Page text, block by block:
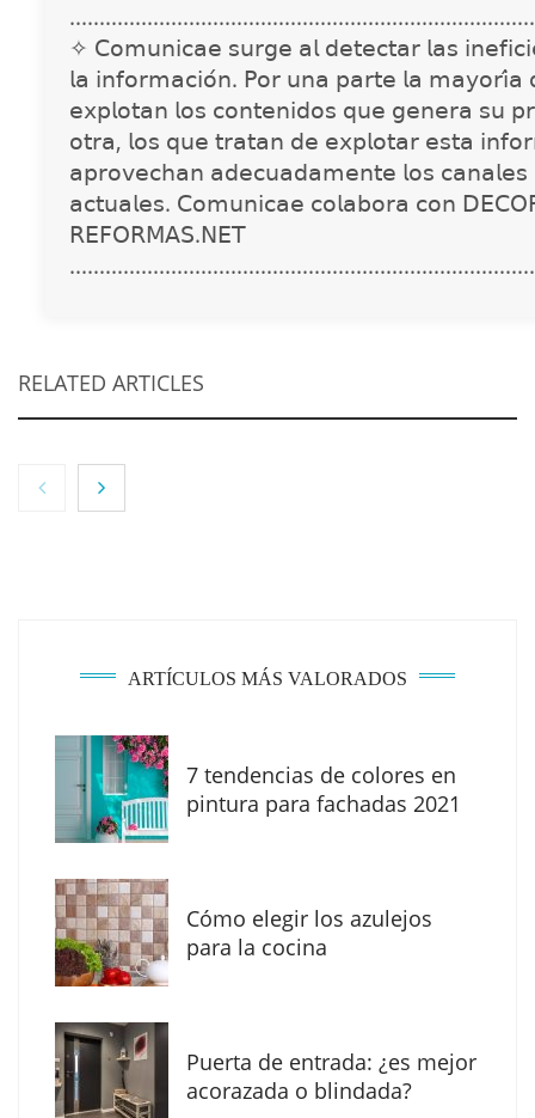
✧ 𝖢𝗈𝗆𝗎𝗇𝗂𝖼𝖺𝖾 𝗌𝗎𝗋𝗀𝖾 𝖺𝗅 𝖽𝖾𝗍𝖾𝖼𝗍𝖺𝗋 𝗅𝖺𝗌
𝗅𝖺 𝗂𝗇𝖿𝗈𝗋𝗆𝖺𝖼𝗂𝗈́𝗇. 𝖯𝗈𝗋 𝗎𝗇𝖺 𝗉𝖺𝗋𝗍𝖾 𝗅𝖺
𝖾𝗑𝗉𝗅𝗈𝗍𝖺𝗇 𝗅𝗈𝗌 𝖼𝗈𝗇𝗍𝖾𝗇𝗂𝖽𝗈𝗌 𝗊𝗎𝖾 𝗀𝖾𝗇𝖾𝗋𝖺 𝗌𝗎
𝗈𝗍𝗋𝖺, 𝗅𝗈𝗌 𝗊𝗎𝖾 𝗍𝗋𝖺𝗍𝖺𝗇 𝖽𝖾 𝖾𝗑𝗉𝗅𝗈𝗍𝖺𝗋 𝖾𝗌𝗍𝖺
𝖺𝗉𝗋𝗈𝗏𝖾𝖼𝗁𝖺𝗇 𝖺𝖽𝖾𝖼𝗎𝖺𝖽𝖺𝗆𝖾𝗇𝗍𝖾 𝗅𝗈𝗌
𝖺𝖼𝗍𝗎𝖺𝗅𝖾𝗌. 𝖢𝗈𝗆𝗎𝗇𝗂𝖼𝖺𝖾 𝖼𝗈𝗅𝖺𝖻𝗈𝗋𝖺 𝖼𝗈𝗇
𝖱𝖤𝖥𝖮𝖱𝖬𝖠𝖲.𝖭𝖤𝖳
RELATED ARTICLES
NOVA: innovación y diseño que transforman
espacios de la mano de Tormo Franquicias
Eagle Waterproofing recomienda revisar la
impermeabilización de las viviendas antes
de las vacaciones
ARTÍCULOS MÁS VALORADOS
7 tendencias de colores en
pintura para fachadas 2021
Cómo elegir los azulejos
para la cocina
Puerta de entrada: ¿es mejor
acorazada o blindada?